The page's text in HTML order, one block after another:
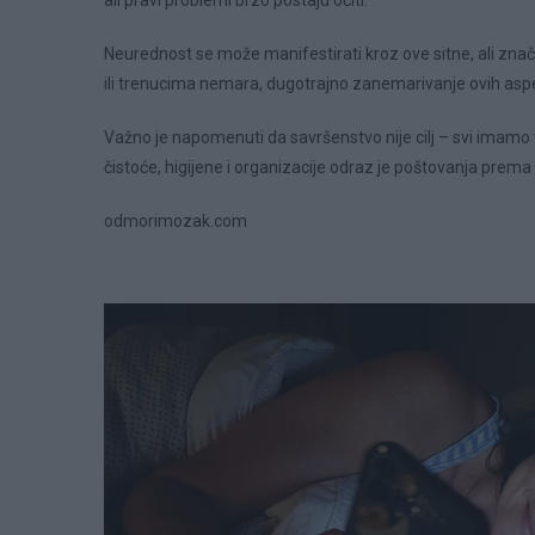
Neurednost se može manifestirati kroz ove sitne, ali
ili trenucima nemara, dugotrajno zanemarivanje ovih
Važno je napomenuti da savršenstvo nije cilj – svi
čistoće, higijene i organizacije odraz je poštovanja prema
odmorimozak.com